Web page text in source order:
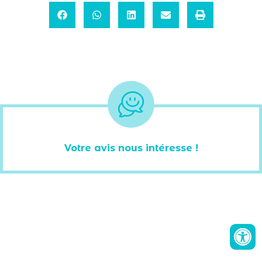
Votre avis nous intéresse !